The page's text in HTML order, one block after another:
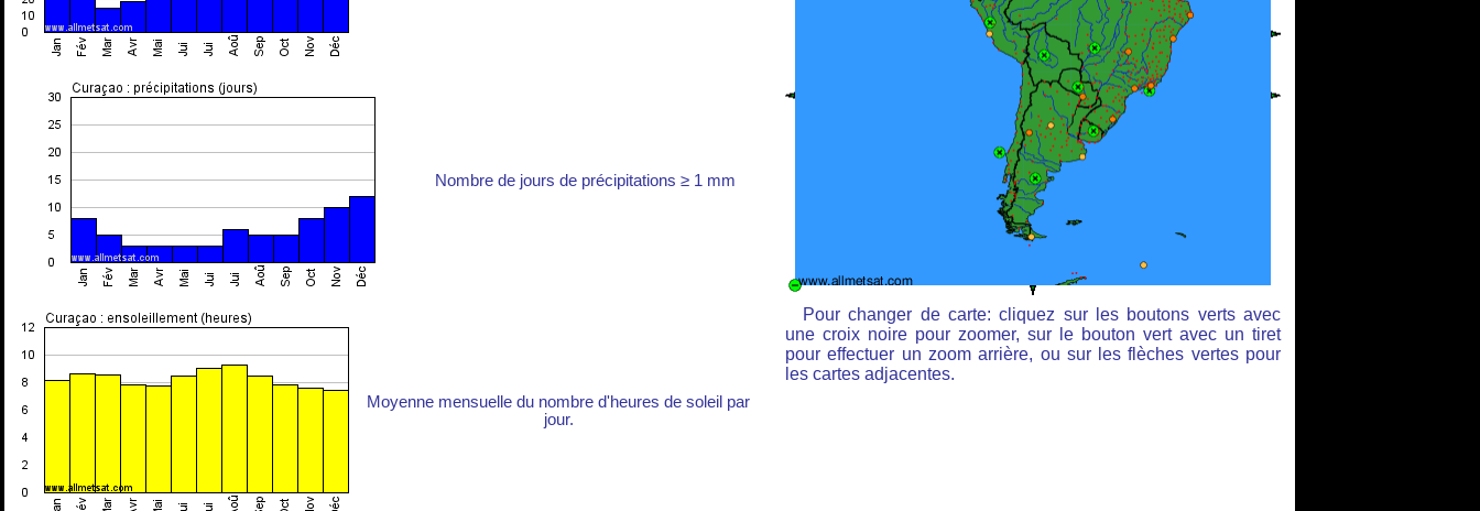
Nombre de jours de précipitations ≥ 1 mm
Moyenne mensuelle du nombre d'heures de soleil par
jour.
Pour changer de carte: cliquez sur les boutons verts avec
une croix noire pour zoomer, sur le bouton vert avec un tiret
pour effectuer un zoom arrière, ou sur les flèches vertes pour
les cartes adjacentes.